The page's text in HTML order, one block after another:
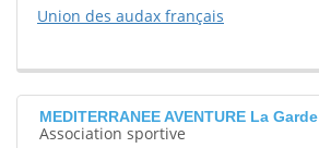
Union des audax français
MEDITERRANEE AVENTURE La Garde
Association sportive